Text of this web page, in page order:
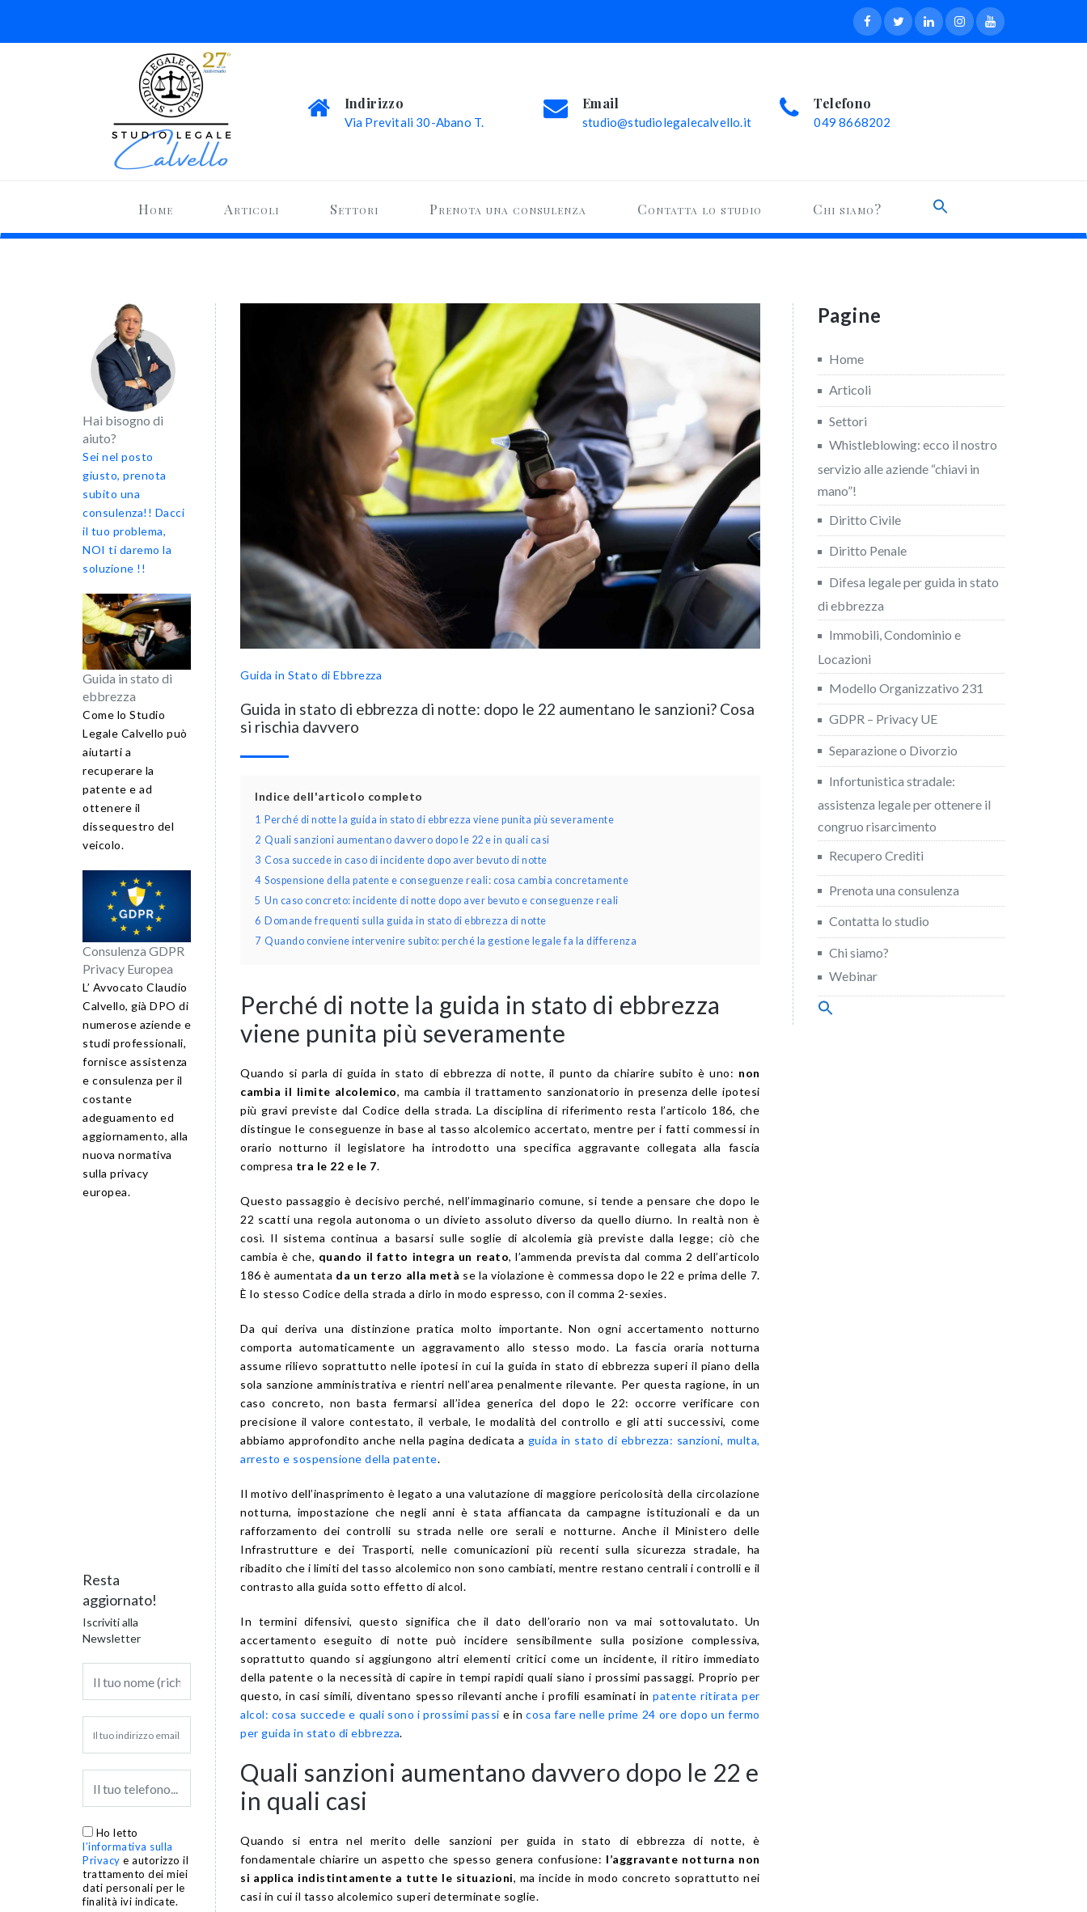
Indirizzo
Via Previtali 30-Abano T.
Email
studio@studiolegalecalvello.it
Telefono
049 8668202
Home Articoli Settori Prenota una consulenza Contatta lo studio Chi siamo?
Hai bisogno di
aiuto?
Sei nel posto
giusto, prenota
subito una
consulenza!! Dacci
il tuo problema,
NOI ti daremo la
soluzione !!
Guida in stato di
ebbrezza
Come lo Studio
Legale Calvello può
aiutarti a
recuperare la
patente e ad
ottenere il
dissequestro del
veicolo.
Consulenza GDPR
Privacy Europea
L’ Avvocato Claudio
Calvello, già DPO di
numerose aziende e
studi professionali,
fornisce assistenza
e consulenza per il
costante
adeguamento ed
aggiornamento, alla
nuova normativa
sulla privacy
europea.
Resta
aggiornato!
Iscriviti alla
Newsletter
Ho letto
l’informativa sulla
Privacy e autorizzo il
trattamento dei miei
dati personali per le
finalità ivi indicate.
Guida in Stato di Ebbrezza
Guida in stato di ebbrezza di notte: dopo le 22 aumentano le sanzioni? Cosa
si rischia davvero
Indice dell'articolo completo
1 Perché di notte la guida in stato di ebbrezza viene punita più severamente
2 Quali sanzioni aumentano davvero dopo le 22 e in quali casi
3 Cosa succede in caso di incidente dopo aver bevuto di notte
4 Sospensione della patente e conseguenze reali: cosa cambia concretamente
5 Un caso concreto: incidente di notte dopo aver bevuto e conseguenze reali
6 Domande frequenti sulla guida in stato di ebbrezza di notte
7 Quando conviene intervenire subito: perché la gestione legale fa la differenza
Perché di notte la guida in stato di ebbrezza
viene punita più severamente
Quando si parla di guida in stato di ebbrezza di notte, il punto da chiarire subito è uno: non
cambia il limite alcolemico, ma cambia il trattamento sanzionatorio in presenza delle ipotesi
più gravi previste dal Codice della strada. La disciplina di riferimento resta l’articolo 186, che
distingue le conseguenze in base al tasso alcolemico accertato, mentre per i fatti commessi in
orario notturno il legislatore ha introdotto una specifica aggravante collegata alla fascia
compresa tra le 22 e le 7.
Questo passaggio è decisivo perché, nell’immaginario comune, si tende a pensare che dopo le
22 scatti una regola autonoma o un divieto assoluto diverso da quello diurno. In realtà non è
così. Il sistema continua a basarsi sulle soglie di alcolemia già previste dalla legge; ciò che
cambia è che, quando il fatto integra un reato, l’ammenda prevista dal comma 2 dell’articolo
186 è aumentata da un terzo alla metà se la violazione è commessa dopo le 22 e prima delle 7.
È lo stesso Codice della strada a dirlo in modo espresso, con il comma 2-sexies.
Da qui deriva una distinzione pratica molto importante. Non ogni accertamento notturno
comporta automaticamente un aggravamento allo stesso modo. La fascia oraria notturna
assume rilievo soprattutto nelle ipotesi in cui la guida in stato di ebbrezza superi il piano della
sola sanzione amministrativa e rientri nell’area penalmente rilevante. Per questa ragione, in un
caso concreto, non basta fermarsi all’idea generica del dopo le 22: occorre verificare con
precisione il valore contestato, il verbale, le modalità del controllo e gli atti successivi, come
abbiamo approfondito anche nella pagina dedicata a guida in stato di ebbrezza: sanzioni, multa,
arresto e sospensione della patente.
Il motivo dell’inasprimento è legato a una valutazione di maggiore pericolosità della circolazione
notturna, impostazione che negli anni è stata affiancata da campagne istituzionali e da un
rafforzamento dei controlli su strada nelle ore serali e notturne. Anche il Ministero delle
Infrastrutture e dei Trasporti, nelle comunicazioni più recenti sulla sicurezza stradale, ha
ribadito che i limiti del tasso alcolemico non sono cambiati, mentre restano centrali i controlli e il
contrasto alla guida sotto effetto di alcol.
In termini difensivi, questo significa che il dato dell’orario non va mai sottovalutato. Un
accertamento eseguito di notte può incidere sensibilmente sulla posizione complessiva,
soprattutto quando si aggiungono altri elementi critici come un incidente, il ritiro immediato
della patente o la necessità di capire in tempi rapidi quali siano i prossimi passaggi. Proprio per
questo, in casi simili, diventano spesso rilevanti anche i profili esaminati inpatente ritirata per
alcol: cosa succede e quali sono i prossimi passi e incosa fare nelle prime 24 ore dopo un fermo
per guida in stato di ebbrezza.
Quali sanzioni aumentano davvero dopo le 22 e
in quali casi
Quando si entra nel merito delle sanzioni per guida in stato di ebbrezza di notte, è
fondamentale chiarire un aspetto che spesso genera confusione: l’aggravante notturna non
si applica indistintamente a tutte le situazioni, ma incide in modo concreto soprattutto nei
casi in cui il tasso alcolemico superi determinate soglie.
Pagine
Home
Articoli
Settori
Whistleblowing: ecco il nostro
servizio alle aziende “chiavi in
mano”!
Diritto Civile
Diritto Penale
Difesa legale per guida in stato
di ebbrezza
Immobili, Condominio e
Locazioni
Modello Organizzativo 231
GDPR – Privacy UE
Separazione o Divorzio
Infortunistica stradale:
assistenza legale per ottenere il
congruo risarcimento
Recupero Crediti
Prenota una consulenza
Contatta lo studio
Chi siamo?
Webinar